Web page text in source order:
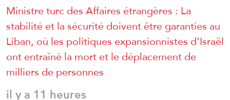
Ministre turc des Affaires étrangères : La
stabilité et la sécurité doivent être garanties au
Liban, où les politiques expansionnistes d’Israël
ont entraîné la mort et le déplacement de
milliers de personnes
il y a 11 heures